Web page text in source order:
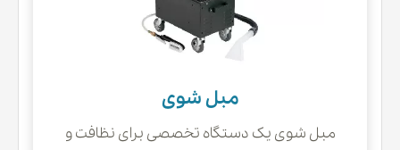
مبل شوی
مبل شوی یک دستگاه تخصصی برای نظافت و